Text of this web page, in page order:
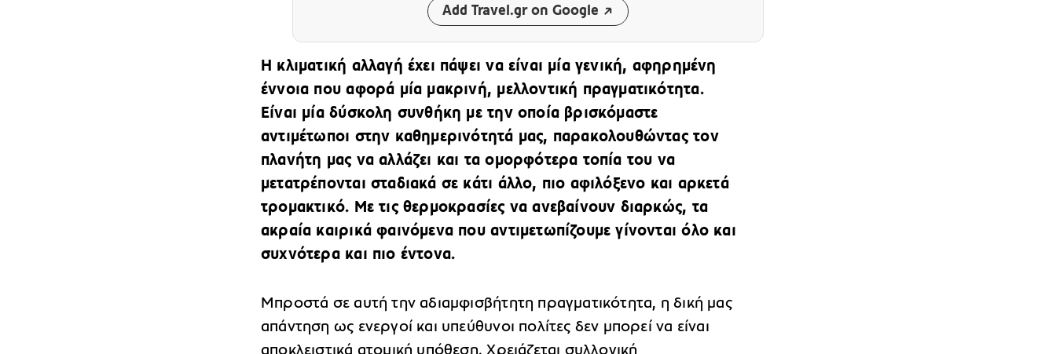
Add Travel.gr on Google
Η κλιματική αλλαγή έχει πάψει να είναι μία γενική, αφηρημένη
έννοια που αφορά μία μακρινή, μελλοντική πραγματικότητα.
Είναι μία δύσκολη συνθήκη με την οποία βρισκόμαστε
αντιμέτωποι στην καθημερινότητά μας, παρακολουθώντας τον
πλανήτη μας να αλλάζει και τα ομορφότερα τοπία του να
μετατρέπονται σταδιακά σε κάτι άλλο, πιο αφιλόξενο και αρκετά
τρομακτικό. Με τις θερμοκρασίες να ανεβαίνουν διαρκώς, τα
ακραία καιρικά φαινόμενα που αντιμετωπίζουμε γίνονται όλο και
συχνότερα και πιο έντονα.
Μπροστά σε αυτή την αδιαμφισβήτητη πραγματικότητα, η δική μας
απάντηση ως ενεργοί και υπεύθυνοι πολίτες δεν μπορεί να είναι
αποκλειστικά ατομική υπόθεση. Χρειάζεται συλλογική